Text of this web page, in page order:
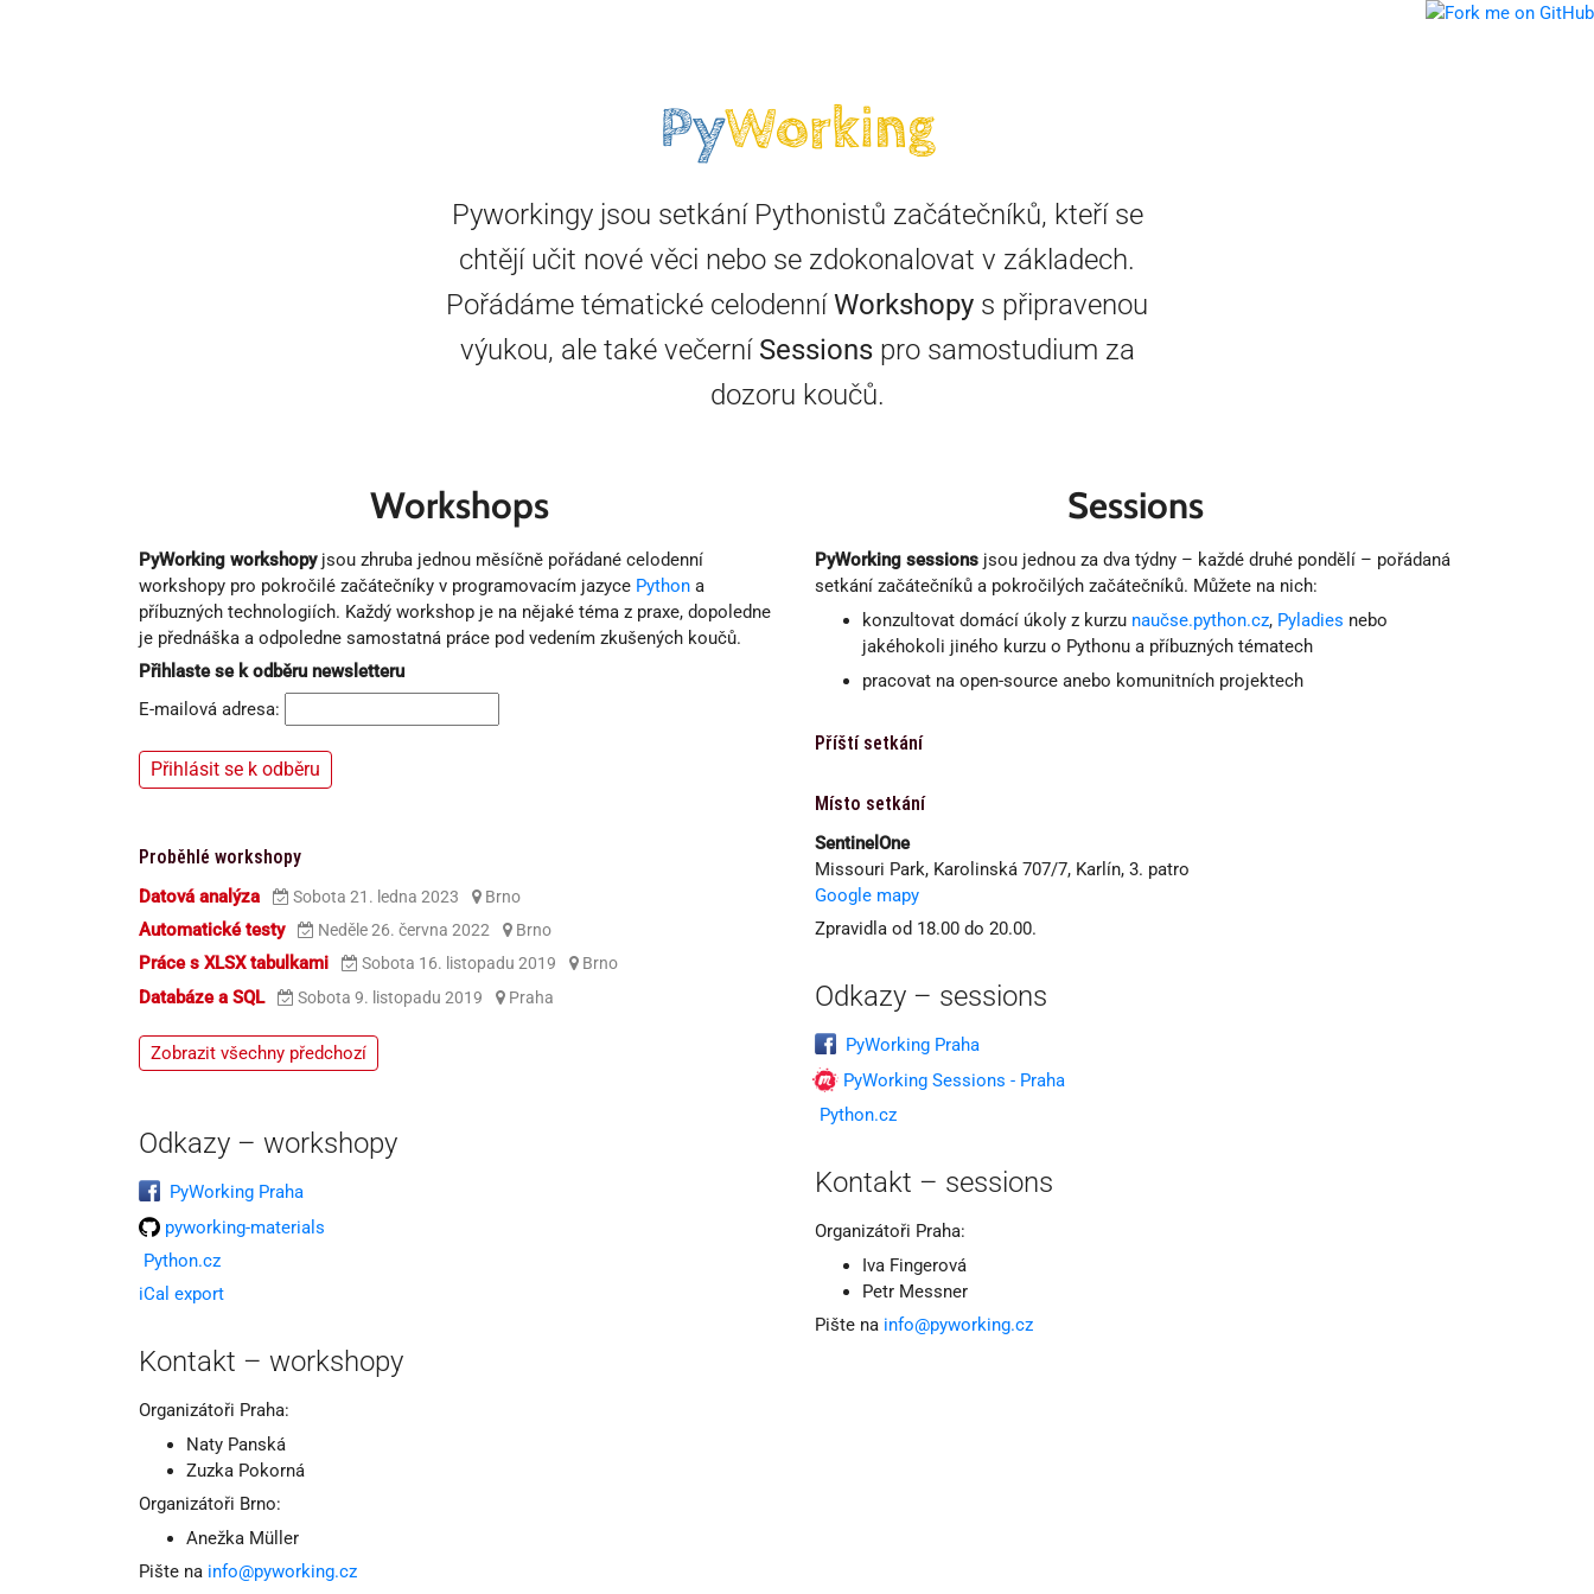
PyWorking
Pyworkingy jsou setkání Pythonistů začátečníků, kteří se
chtějí učit nové věci nebo se zdokonalovat v základech.
Pořádáme tématické celodenníWorkshopy s připravenou
výukou, ale také večerní Sessionspro samostudium za
dozoru koučů.
Workshops
PyWorking workshopyjsou zhruba jednou měsíčně pořádané celodenní
workshopy pro pokročilé začátečníky v programovacím jazyce Python a
příbuzných technologiích. Každý workshop je na nějaké téma z praxe, dopoledne
je přednáška a odpoledne samostatná práce pod vedením zkušených koučů.
Přihlaste se k odběru newsletteru
E-mailová adresa:
Proběhlé workshopy
Datová analýza Sobota 21. ledna 2023 Brno
Automatické testy Neděle 26. června 2022 Brno
Práce s XLSX tabulkami Sobota 16. listopadu 2019 Brno
Databáze a SQL Sobota 9. listopadu 2019 Praha
Zobrazit všechny předchozí
Odkazy – workshopy
PyWorking Praha
pyworking-materials
Python.cz
iCal export
Kontakt – workshopy
Organizátoři Praha:
Naty Panská
Zuzka Pokorná
Organizátoři Brno:
Anežka Müller
Pište na info@pyworking.cz
Sessions
PyWorking sessions jsou jednou za dva týdny – každé druhé pondělí – pořádaná
setkání začátečníků a pokročilých začátečníků. Můžete na nich:
konzultovat domácí úkoly z kurzu naučse.python.cz, Pyladies nebo
jakéhokoli jiného kurzu o Pythonu a příbuzných tématech
pracovat na open-source anebo komunitních projektech
Příští setkání
Místo setkání
SentinelOne
Missouri Park, Karolinská 707/7, Karlín, 3. patro
Google mapy
Zpravidla od 18.00 do 20.00.
Odkazy – sessions
PyWorking Praha
PyWorking Sessions - Praha
Python.cz
Kontakt – sessions
Organizátoři Praha:
Iva Fingerová
Petr Messner
Pište na info@pyworking.cz